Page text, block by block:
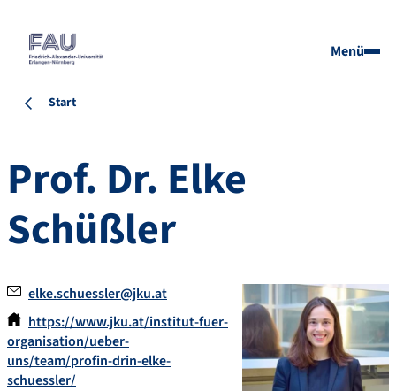
Menü
Start
Prof. Dr. Elke
Schüßler
elke.schuessler@jku.at
https://www.jku.at/institut-fuer-
organisation/ueber-
uns/team/profin-drin-elke-
schuessler/